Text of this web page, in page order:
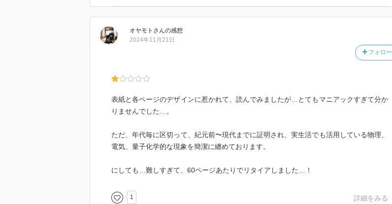
ん？ほんでそこに猫も一緒に入れるわな。いやほんとには入れへんよ。頭の中の話な。そ
んなんしたら猫ちゃんかわいそうやん。ほでな、しばらくしたら箱を開けるやん。君が言
うてるのはその箱を開けた瞬間に猫ちゃんが生きてるか死んでるか決まるいうことやで？
それまでは猫ちゃんは生きてもいるけど死んでもいるいうことやで？なわけないやん！そ
うん、シュレディンガーさんが正しい！
時に存在するを採用してるんですわ、なぜか
まぁそっちに方がおもろいって理由でしょうなw
が生きてるのを観測した人と猫が死んでるのを観測した人は同時に存在していて、そこか
オヤモト さんの感想
フォロー
2024年11月21日
表紙と各ページのデザインに惹かれて、読んでみましたが…とてもマニアックすぎて分か
りませんでした…。
ただ、年代毎に区切って、紀元前〜現代までに証明され、実生活でも活用している物理、
電気、量子化学的な現象を簡潔に纏めております。
にしても…難しすぎて、60ページあたりでリタイアしました…！
1 詳細をみる